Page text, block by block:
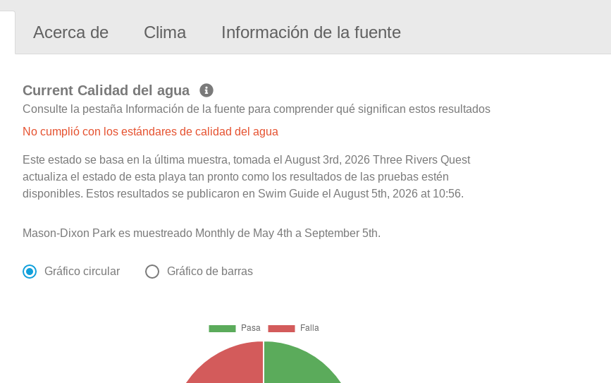
Acerca de Clima Información de la fuente
Current Calidad del agua
Consulte la pestaña Información de la fuente para comprender qué significan estos resultados
No cumplió con los estándares de calidad del agua
Este estado se basa en la última muestra, tomada el August 3rd, 2026 Three Rivers Quest
actualiza el estado de esta playa tan pronto como los resultados de las pruebas estén
disponibles. Estos resultados se publicaron en Swim Guide el August 5th, 2026 at 10:56.
Mason-Dixon Park es muestreado Monthly de May 4th a September 5th.
Gráfico circular Gráfico de barras